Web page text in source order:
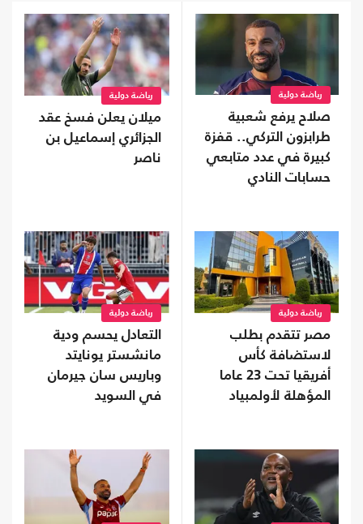
رياضة دولية
صلاح يرفع شعبية
طرابزون التركي.. قفزة
كبيرة في عدد متابعي
حسابات النادي
رياضة دولية
ميلان يعلن فسخ عقد
الجزائري إسماعيل بن
ناصر
رياضة دولية
مصر تتقدم بطلب
لاستضافة كأس
أفريقيا تحت 23 عاما
المؤهلة لأولمبياد
رياضة دولية
التعادل يحسم ودية
مانشستر يونايتد
وباريس سان جيرمان
في السويد